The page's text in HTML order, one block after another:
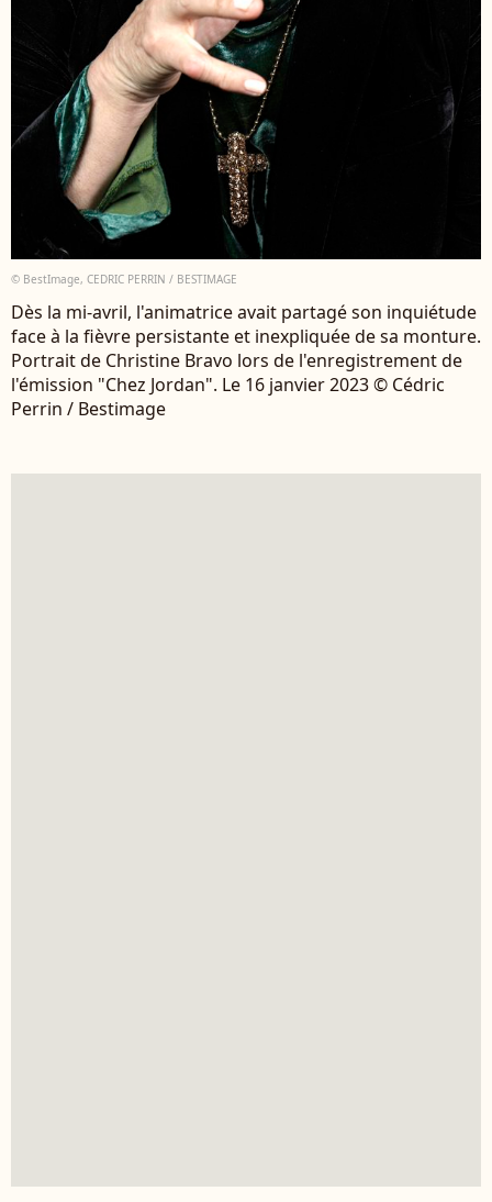
© BestImage, CEDRIC PERRIN / BESTIMAGE
Dès la mi-avril, l'animatrice avait partagé son inquiétude
face à la fièvre persistante et inexpliquée de sa monture.
Portrait de Christine Bravo lors de l'enregistrement de
l'émission "Chez Jordan". Le 16 janvier 2023 © Cédric
Perrin / Bestimage